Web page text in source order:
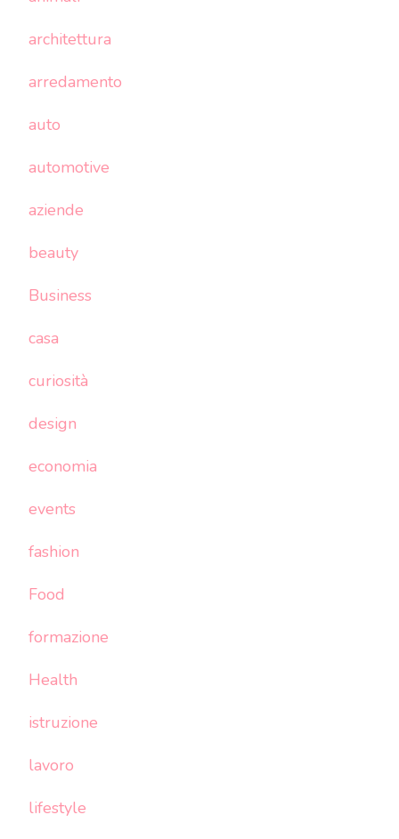
architettura
arredamento
auto
automotive
aziende
beauty
Business
casa
curiosità
design
economia
events
fashion
Food
formazione
Health
istruzione
lavoro
lifestyle